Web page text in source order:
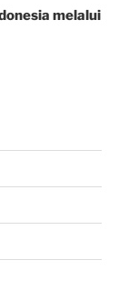
melalui